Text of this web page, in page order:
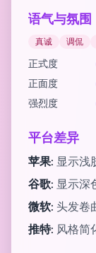
语气与氛围
真诚 调侃
正式度
正面度
强烈度
平台差异
苹果: 显示浅
谷歌: 显示深
微软: 头发卷
推特: 风格简